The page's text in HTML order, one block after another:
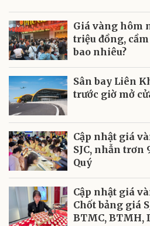
Giá vàng hôm
triệu đồng,
bao nhiêu?
Sân bay Liên
trước giờ mở
Cập nhật giá
SJC, nhẫn trơn
Quý
Cập nhật giá
Chốt bảng giá
BTMC, BTMH,